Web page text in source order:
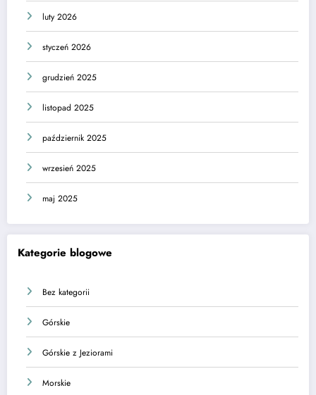
luty 2026
styczeń 2026
grudzień 2025
listopad 2025
październik 2025
wrzesień 2025
maj 2025
Kategorie blogowe
Bez kategorii
Górskie
Górskie z Jeziorami
Morskie